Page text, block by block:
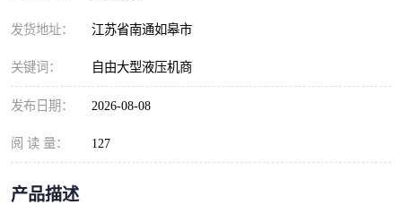
发货地址： 江苏省南通如皋市
关键词： 自由大型液压机商
发布日期： 2026-08-08
阅 读 量： 127
产品描述